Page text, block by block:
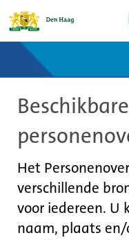
Ontdek de stad
De studiezaal
Bronnen en collecties
Contact
Het
verschillende
voor iedereen. U
naam, plaats